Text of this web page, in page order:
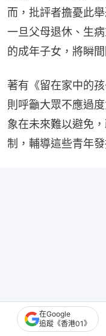
而，批評者擔憂此
一旦父母退休、生
的成年子女，將瞬
著有《留在家中的
則呼籲大眾不應過
象在未來難以避免
制，輔導這些青年發
在Google
追蹤《香港01》